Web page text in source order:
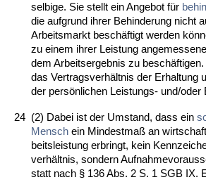
sel­bi­ge. Sie stellt ein An­ge­bot für
die auf­grund ih­rer Be­hin­de­rung nicht
Ar­beits­markt beschäftigt wer­den
zu ei­nem ih­rer Leis­tung
dem Ar­beits­er­geb­nis zu
das Ver­trags­verhält­nis der Er­hal­tung
der persönli­chen Leis­tungs- und/oder
24 (2) Da­bei ist der Um­stand, dass ein
Mensch ein Min­dest­maß an
beits­leis­tung er­bringt, kein
verhält­nis, son­dern
statt nach § 136 Abs. 2 S. 1 SGB IX.